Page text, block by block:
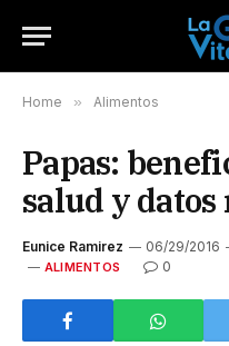
Home » Alimentos
Papas:
salud y
Eunice Ramirez 06/29/2016
ALIMENTOS 0